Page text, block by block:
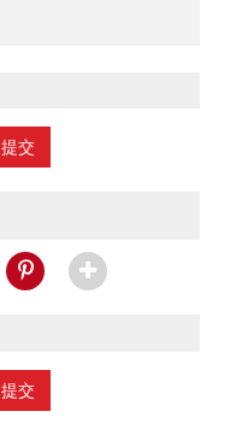
提交
提交